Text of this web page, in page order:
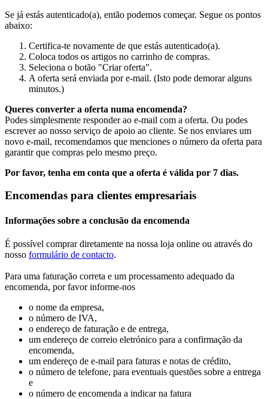
Se já estás autenticado(a), então podemos começar. Segue os pontos
abaixo:
Certifica-te novamente de que estás autenticado(a).
Coloca todos os artigos no carrinho de compras.
Seleciona o botão "Criar oferta".
A oferta será enviada por e-mail. (Isto pode demorar alguns
minutos.)
Queres converter a oferta numa encomenda?
Podes simplesmente responder ao e-mail com a oferta. Ou podes
escrever ao nosso serviço de apoio ao cliente. Se nos enviares um
novo e-mail, recomendamos que menciones o número da oferta para
garantir que compras pelo mesmo preço.
Por favor, tenha em conta que a oferta é válida por 7 dias.
Encomendas para clientes empresariais
Informações sobre a conclusão da encomenda
É possível comprar diretamente na nossa loja online ou através do
nosso formulário de contacto.
Para uma faturação correta e um processamento adequado da
encomenda, por favor informe-nos
o nome da empresa,
o número de IVA,
o endereço de faturação e de entrega,
um endereço de correio eletrónico para a confirmação da
encomenda,
um endereço de e-mail para faturas e notas de crédito,
o número de telefone, para eventuais questões sobre a entrega
e
o número de encomenda a indicar na fatura